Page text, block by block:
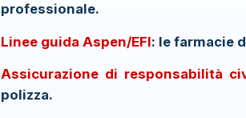
professionale.
Linee guida Aspen/EFI: le farmacie
Assicurazione di responsabilità
polizza.